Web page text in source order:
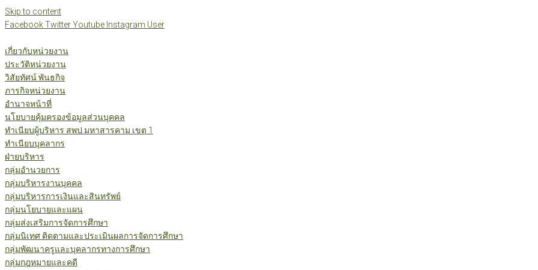
Skip to content
FacebookTwitterYoutube Instagram User
เกี่ยวกับหน่วยงาน
ประวัติหน่วยงาน
วิสัยทัศน์ พันธกิจ
ภารกิจหน่วยงาน
อำนาจหน้าที่
นโยบายคุ้มครองข้อมูลส่วนบุคคล
ทำเนียบผู้บริหาร สพป.มหาสารคาม เขต 1
ทำเนียบบุคลากร
ฝ่ายบริหาร
กลุ่มอำนวยการ
กลุ่มบริหารงานบุคคล
กลุ่มบริหารการเงินและสินทรัพย์
กลุ่มนโยบายและแผน
กลุ่มส่งเสริมการจัดการศึกษา
กลุ่มนิเทศ ติดตามและประเมินผลการจัดการศึกษา
กลุ่มพัฒนาครูและบุคลากรทางการศึกษา
กลุ่มกฎหมายและคดี